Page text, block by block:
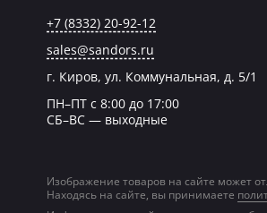
+7 (8332) 20-92-12
sales@sandors.ru
г. Киров, ул. Коммунальная, д. 5/1
ПН–ПТ с 8:00 до 17:00
СБ–ВС — выходные
Изображение товаров на сайте может
Находясь на сайте, вы принимаете